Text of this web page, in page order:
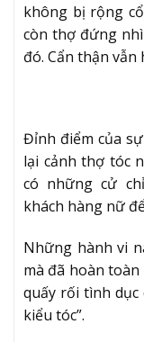
không bị rộng
còn thợ đứng
đó. Cẩn thận vẫn
Đỉnh điểm của
lại cảnh thợ tóc
có những cử
khách hàng nữ
Những hành vi
mà đã hoàn
quấy rối tình dục
kiểu tóc”.